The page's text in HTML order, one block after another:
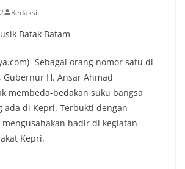
Redaksi
Batak Batam
Sebagai orang nomor satu di
Gubernur H. Ansar Ahmad
membeda-bedakan suku bangsa
ada di Kepri. Terbukti dengan
hadir di kegiatan-
Kepri.